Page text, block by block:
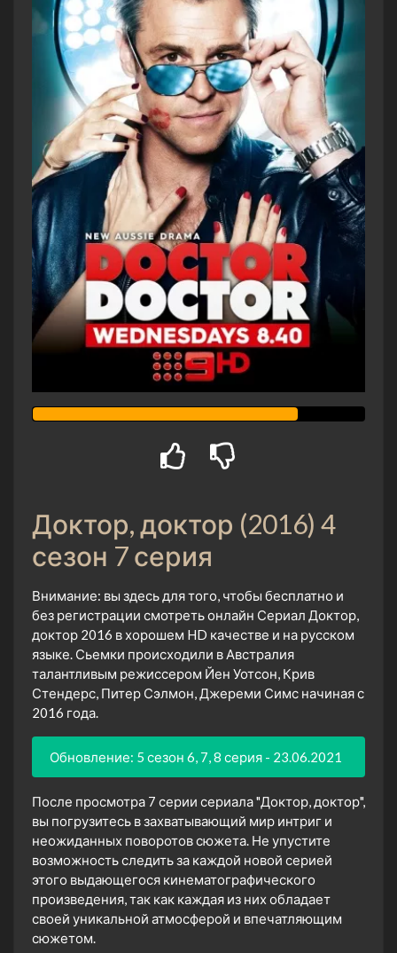
Доктор, доктор (2016) 4
сезон 7 серия
Внимание: вы здесь для того, чтобы бесплатно и
без регистрации смотреть онлайн Сериал Доктор,
доктор 2016 в хорошем HD качестве и на русском
языке. Сьемки происходили в Австралия
талантливым режиссером Йен Уотсон, Крив
Стендерс, Питер Сэлмон, Джереми Симс начиная с
2016 года.
Обновление: 5 сезон 6, 7, 8 серия - 23.06.2021
После просмотра 7 серии сериала "Доктор, доктор",
вы погрузитесь в захватывающий мир интриг и
неожиданных поворотов сюжета. Не упустите
возможность следить за каждой новой серией
этого выдающегося кинематографического
произведения, так как каждая из них обладает
своей уникальной атмосферой и впечатляющим
сюжетом.